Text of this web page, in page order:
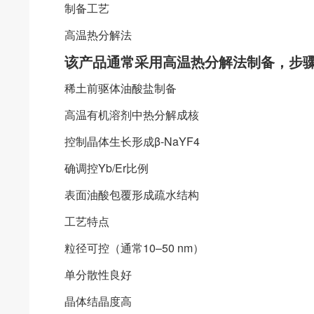
制备工艺
高温热分解法
该产品通常采用高温热分解法制备，步
稀土前驱体油酸盐制备
高温有机溶剂中热分解成核
控制晶体生长形成β-NaYF4
确调控Yb/Er比例
表面油酸包覆形成疏水结构
工艺特点
粒径可控（通常10–50 nm）
单分散性良好
晶体结晶度高